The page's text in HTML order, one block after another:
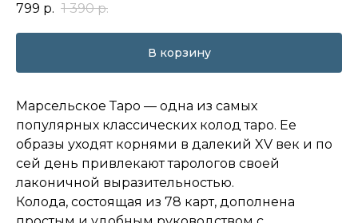
799 р. 1 390 р.
В корзину
Марсельское Таро — одна из самых
популярных классических колод таро. Ее
образы уходят корнями в далекий XV век и по
сей день привлекают тарологов своей
лаконичной выразительностью.
Колода, состоящая из 78 карт, дополнена